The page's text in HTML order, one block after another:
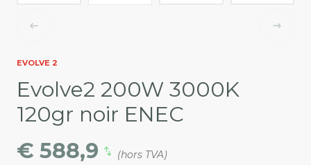
EVOLVE 2
Evolve2 200W 3000K
120gr noir ENEC
€ 588,9
(hors TVA)